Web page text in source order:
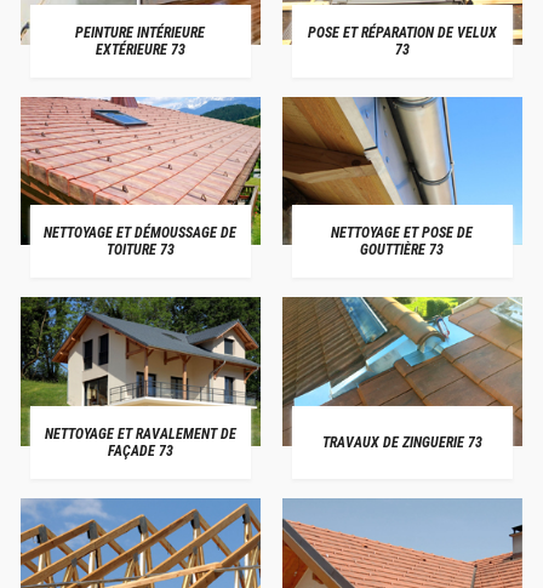
PEINTURE INTÉRIEURE
EXTÉRIEURE 73
POSE ET RÉPARATION DE VELUX
73
NETTOYAGE ET DÉMOUSSAGE DE
TOITURE 73
NETTOYAGE ET POSE DE
GOUTTIÈRE 73
NETTOYAGE ET RAVALEMENT DE
FAÇADE 73
TRAVAUX DE ZINGUERIE 73